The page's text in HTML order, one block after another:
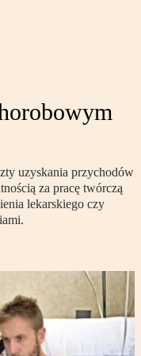
uzyskania przychodów
za pracę twórczą
lekarskiego czy